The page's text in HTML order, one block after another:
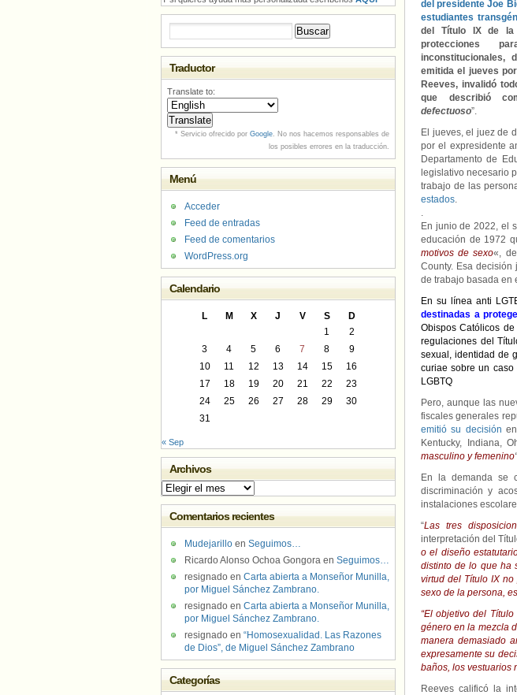
del presidente Joe
estudiantes
del Título IX de la
protecciones
inconstitucionales,
emitida el jueves
Reeves, invalidó
que describió
defectuoso”.
El jueves, el juez de
por el expresidente
Departamento de
legislativo necesario
trabajo de las
estados.
.
En junio de 2022, el
educación de 1972
motivos de sexo«,
County. Esa
de trabajo basada en
En su línea anti
destinadas a
Obispos Católicos
regulaciones del
sexual, identidad de
curiae sobre un
LGBTQ
Pero, aunque las
fiscales generales
emitió su decisión
Kentucky, Indiana,
masculino y femenino
En la demanda se
discriminación y
instalaciones
“Las tres
interpretación del
o el diseño
distinto de lo que ha
virtud del Título IX
sexo de la persona,
“El objetivo del
género en la mezcla
manera demasiado
expresamente su
baños, los vestuarios
Reeves calificó la
Traductor
Translate to:
* Servicio ofrecido por Google. No nos hacemos responsables de
los posibles errores en la traducción.
Menú
Acceder
Feed de entradas
Feed de comentarios
WordPress.org
Calendario
L M X J V S
D
1
2
3
4 5 6 7 8
9
10
11 12 13 14 15
16
17
18 19 20 21 22
23
24
25 26 27 28 29
30
31
« Sep
Archivos
Archivos
Comentarios recientes
Mudejarillo en Seguimos…
Ricardo Alonso Ochoa Gongora en Seguimos…
resignado en Carta abierta a Monseñor Munilla,
por Miguel Sánchez Zambrano.
resignado en Carta abierta a Monseñor Munilla,
por Miguel Sánchez Zambrano.
resignado en “Homosexualidad. Las Razones
de Dios”, de Miguel Sánchez Zambrano
Categorías